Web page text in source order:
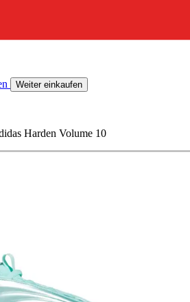
Weiter einkaufen
Harden Volume 10